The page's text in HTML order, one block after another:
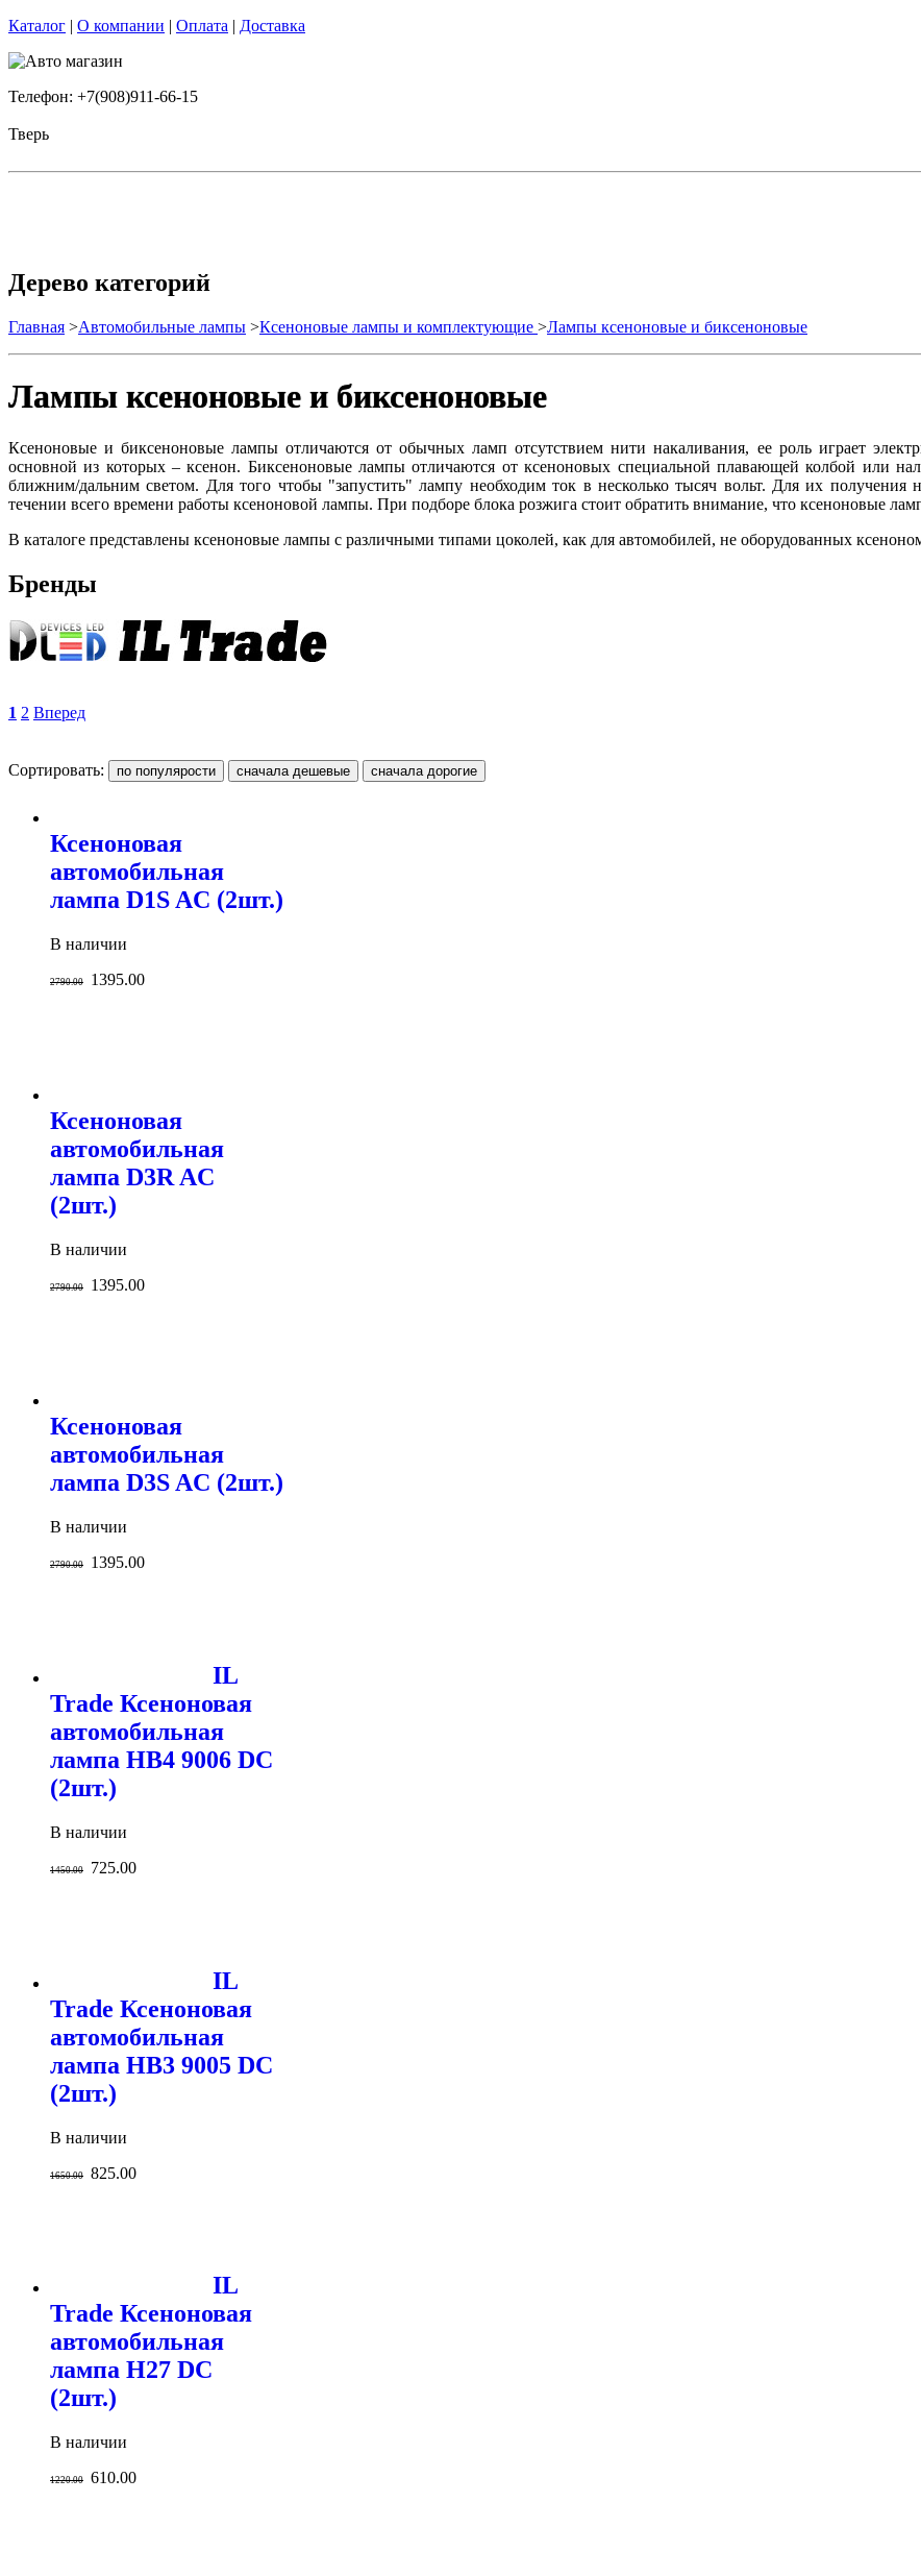
Каталог | О компании | Оплата | Доставка
Телефон: +7(908)911-66-15
Тверь
Дерево категорий
Главная >Автомобильные лампы >Ксеноновые лампы и комплектующие >Лампы ксеноновые и биксеноновые
Лампы ксеноновые и биксеноновые
Ксеноновые и биксеноновые лампы отличаются от обычных ламп отсутствием нити накаливания, ее роль играет
основной из которых – ксенон. Биксеноновые лампы отличаются от ксеноновых специальной плавающей колбой или
ближним/дальним светом. Для того чтобы "запустить" лампу необходим ток в несколько тысяч вольт. Для их
течении всего времени работы ксеноновой лампы. При подборе блока розжига стоит обратить внимание, что ксеноновые
В каталоге представлены ксеноновые лампы с различными типами цоколей, как для автомобилей, не оборудованных
Бренды
1 2 Вперед
Сортировать:
Ксеноновая
автомобильная
лампа D1S AC (2шт.)
В наличии
2790.00 1395.00
Ксеноновая
автомобильная
лампа D3R AC
(2шт.)
В наличии
2790.00 1395.00
Ксеноновая
автомобильная
лампа D3S AC (2шт.)
В наличии
2790.00 1395.00
IL
Trade Ксеноновая
автомобильная
лампа HB4 9006 DC
(2шт.)
В наличии
1450.00 725.00
IL
Trade Ксеноновая
автомобильная
лампа HB3 9005 DC
(2шт.)
В наличии
1650.00 825.00
IL
Trade Ксеноновая
автомобильная
лампа H27 DC
(2шт.)
В наличии
1220.00 610.00